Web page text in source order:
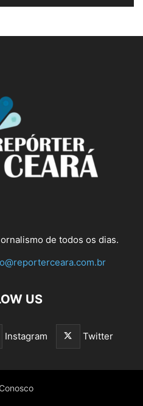
de todos os dias.
US
Instagram Twitter